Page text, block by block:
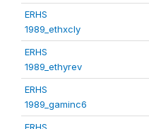
ERHS
1989_ethxcly
ERHS
1989_ethyrev
ERHS
1989_gaminc6
ERHS